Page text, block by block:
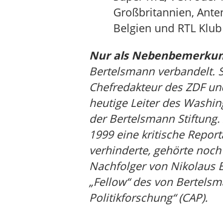
Großbritannien,
Belgien und RTL
Nur als
Bertelsmann verbandelt.
Chefredakteur des ZDF
heutige Leiter des
der Bertelsmann
1999 eine kritische
verhinderte, gehörte
Nachfolger von Nikolaus
„Fellow“ des von
Politikforschung“ (CAP).